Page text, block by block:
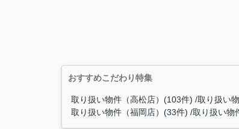
おすすめこだわり特集
取り扱い物件（高松店）(103件) 取り扱い
取り扱い物件（福岡店）(33件) 取り扱い物